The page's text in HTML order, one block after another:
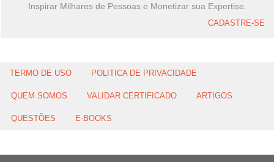
Inspirar Milhares de Pessoas e Monetizar sua Expertise.
CADASTRE-SE
TERMO DE USO POLITICA DE PRIVACIDADE
QUEM SOMOS VALIDAR CERTIFICADO ARTIGOS
QUESTÕES E-BOOKS